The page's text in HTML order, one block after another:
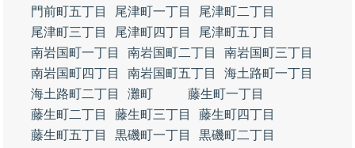
門前町五丁目
尾津町一丁目
尾津町二丁目
尾津町三丁目
尾津町四丁目
尾津町五丁目
南岩国町一丁目
南岩国町二丁目
南岩国町三丁目
南岩国町四丁目
南岩国町五丁目
海土路町一丁目
海土路町二丁目
灘町
藤生町一丁目
藤生町二丁目
藤生町三丁目
藤生町四丁目
藤生町五丁目
黒磯町一丁目
黒磯町二丁目